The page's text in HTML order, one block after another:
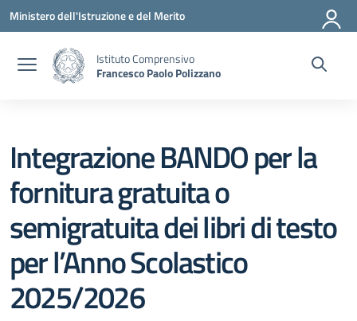
Vai ai contenuti
Vai al menu di navigazione
Vai al footer
Ministero dell'Istruzione e del Merito
Istituto Comprensivo
Francesco Paolo Polizzano
Integrazione BANDO per la
fornitura gratuita o
semigratuita dei libri di testo
per l’Anno Scolastico
2025/2026